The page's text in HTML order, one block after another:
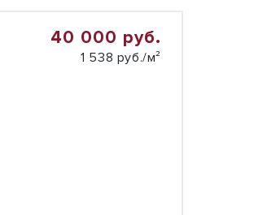
40 000 руб.
1 538 руб./м²